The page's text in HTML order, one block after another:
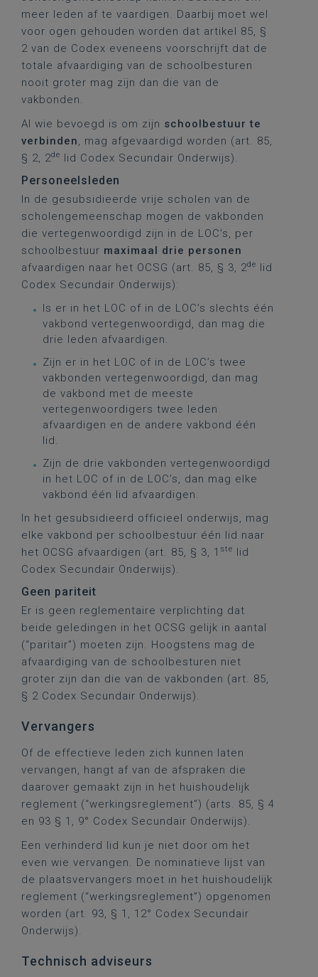
meer leden af te vaardigen. Daarbij moet wel
voor ogen gehouden worden dat artikel 85, §
2 van de Codex eveneens voorschrijft dat de
totale afvaardiging van de schoolbesturen
nooit groter mag zijn dan die van de
vakbonden.
Al wie bevoegd is om zijn schoolbestuur te
verbinden, mag afgevaardigd worden (art. 85,
§ 2, 2de lid Codex Secundair Onderwijs).
Personeelsleden
In de gesubsidieerde vrije scholen van de
scholengemeenschap mogen de vakbonden
die vertegenwoordigd zijn in de LOC’s, per
schoolbestuur maximaal drie personen
afvaardigen naar het OCSG (art. 85, § 3, 2de lid
Codex Secundair Onderwijs):
Is er in het LOC of in de LOC’s slechts één
vakbond vertegenwoordigd, dan mag die
drie leden afvaardigen.
Zijn er in het LOC of in de LOC’s twee
vakbonden vertegenwoordigd, dan mag
de vakbond met de meeste
vertegenwoordigers twee leden
afvaardigen en de andere vakbond één
lid.
Zijn de drie vakbonden vertegenwoordigd
in het LOC of in de LOC’s, dan mag elke
vakbond één lid afvaardigen.
In het gesubsidieerd officieel onderwijs, mag
elke vakbond per schoolbestuur één lid naar
het OCSG afvaardigen (art. 85, § 3, 1 ste lid
Codex Secundair Onderwijs).
Geen pariteit
Er is geen reglementaire verplichting dat
beide geledingen in het OCSG gelijk in aantal
(“paritair”) moeten zijn. Hoogstens mag de
afvaardiging van de schoolbesturen niet
groter zijn dan die van de vakbonden (art. 85,
§ 2 Codex Secundair Onderwijs).
Vervangers
Of de effectieve leden zich kunnen laten
vervangen, hangt af van de afspraken die
daarover gemaakt zijn in het huishoudelijk
reglement (“werkingsreglement”) (arts. 85, § 4
en 93 § 1, 9° Codex Secundair Onderwijs).
Een verhinderd lid kun je niet door om het
even wie vervangen. De nominatieve lijst van
de plaatsvervangers moet in het huishoudelijk
reglement (“werkingsreglement”) opgenomen
worden (art. 93, § 1, 12° Codex Secundair
Onderwijs).
Technisch adviseurs